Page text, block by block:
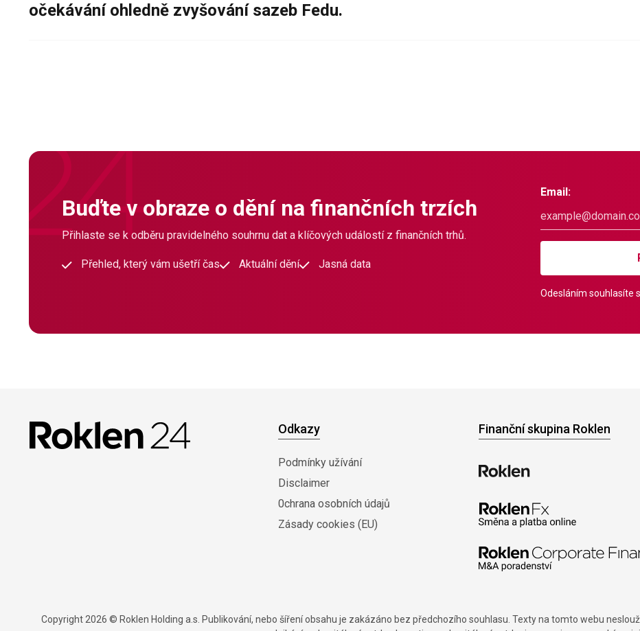
očekávání ohledně zvyšování sazeb Fedu.
Buďte v obraze o dění na finančních trzích
Přihlaste se k odběru pravidelného souhrnu dat a klíčových událostí z finančních trhů.
Přehled, který vám ušetří čas Aktuální dění Jasná data
Email:
Odesláním souhlasíte
Odkazy
Podmínky užívání
Disclaimer
0chrana osobních údajů
Zásady cookies (EU)
Finanční skupina Roklen
Copyright 2026 © Roklen Holding a.s. Publikování, nebo šíření obsahu je zakázáno bez předchozího souhlasu. Texty na tomto webu